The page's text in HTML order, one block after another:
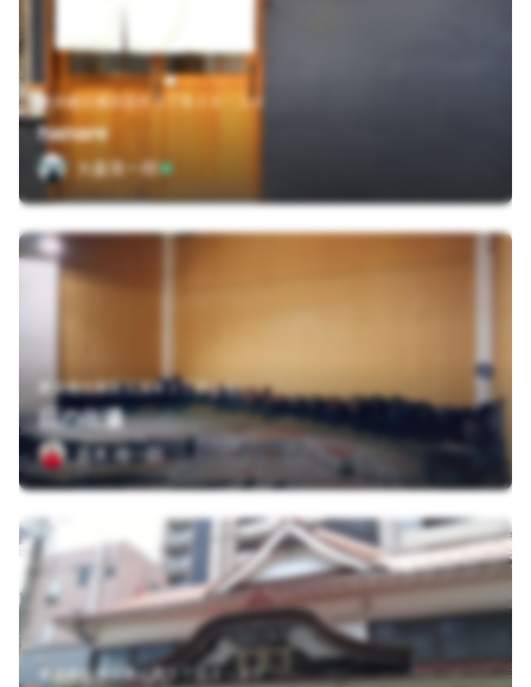
東京都台東区谷中３丁目１０－２５
hanare
大森英一郎
東京都台東区元浅草２丁目１０
日の出湯
並木 雄一郎
東京都台東区東上野５丁目４－１７